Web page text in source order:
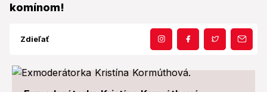
komínom!
Zdieľať